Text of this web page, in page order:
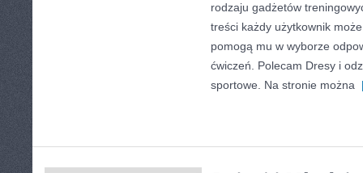
rodzaju gadżetów
treści każdy użytkownik
pomogą mu w wyborze
ćwiczeń. Polecam Dresy i
sportowe. Na stronie można